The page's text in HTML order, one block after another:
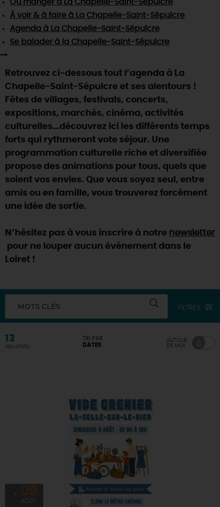
TOUTES LES ACTIVITÉS
Visitesgourmandesetcréatives
Vins etvignobles
Chic,une aire de pique-nique
Par ici lesguinguettes
La Route desMétiers d'Art
TOUT L'ART DE VIVRE
Des vacances auprès des animaux 🐎
(re)Découvrir les coulisses de la Faïencerie de
Gien !
Une saison de festivals 🎉
Rendez-vous de la nature en 2026
Des sorties en famille dans le Loiret !
Programme des animations "Loiret au fil de l'eau"
Où sortir ?
AUJOURD'HUI
DEMAIN
SE REPÉRER,SE DÉPLACER
INFOS &SERVICES
Où manger à La Chapelle-Saint-Sépulcre
À voir & à faire à La Chapelle-Saint-Sépulcre
Agenda à La Chapelle-Saint-Sépulcre
Se balader à la Chapelle-Saint-Sépulcre
Retrouvez ci-dessous tout l’agenda à La
Chapelle-Saint-Sépulcre et ses alentours !
Fêtes de villages, festivals, concerts,
expositions, marchés, cinéma, activités
culturelles…découvrez ici les différents temps
forts qui rythmeront vote séjour. Une
programmation culturelle riche et diversifiée
propose des animations pour tous, quels que
soient vos envies. Que vous soyez seul, entre
amis ou en famille, vous trouverez forcément
une idée de sortie.
N’hésitez pas à vous inscrire à notre newsletter
pour ne louper aucun événement dans le
Loiret !
MOTS CLÉS FILTRES
13
résultats
TRI PAR
DATES
AUTOUR
DE MOI
09
AOÛT